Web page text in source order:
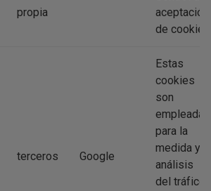
propia
aceptación
de cookies
terceros Google
Estas
cookies
son
empleadas
para la
medida y
análisis
del tráfico